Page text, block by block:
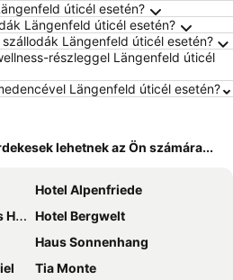
úticél esetén?
Längenfeld úticél esetén?
Längenfeld úticél esetén?
részleggel Längenfeld úticél
Längenfeld úticél esetén?
lehetnek az Ön számára...
Hotel Alpenfriede
Hotel Bergwelt
Haus Sonnenhang
Tia Monte